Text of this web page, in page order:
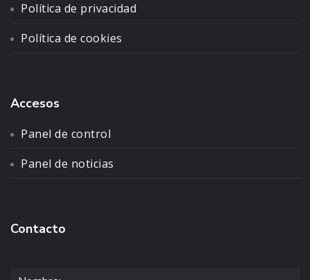
Política de privacidad
Política de cookies
Accesos
Panel de control
Panel de noticias
Contacto